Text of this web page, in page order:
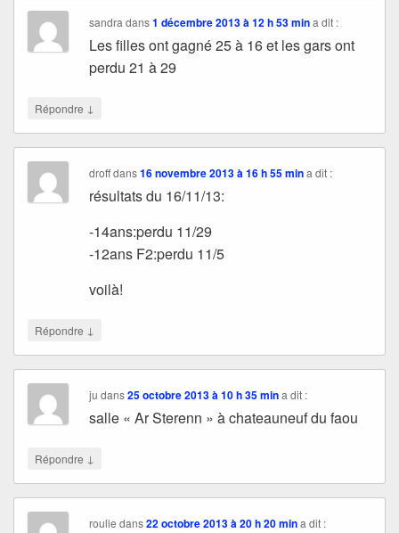
sandra dans1 décembre 2013 à 12 h 53 min a dit :
Les filles ont gagné 25 à 16 et les gars ont
perdu 21 à 29
Répondre ↓
droffdans16 novembre 2013 à 16 h 55 min a dit :
résultats du 16/11/13:
-14ans:perdu 11/29
-12ans F2:perdu 11/5
voilà!
Répondre ↓
ju dans25 octobre 2013 à 10 h 35 min a dit :
salle « Ar Sterenn » à chateauneuf du faou
Répondre ↓
roulie dans22 octobre 2013 à 20 h 20 min a dit :